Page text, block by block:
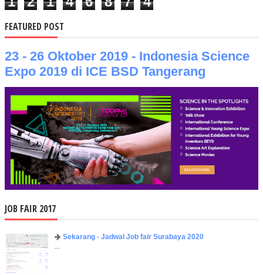
FEATURED POST
23 - 26 Oktober 2019 - Indonesia Science
Expo 2019 di ICE BSD Tangerang
JOB FAIR 2017
Sekarang - Jadwal Job fair Surabaya 2020
...